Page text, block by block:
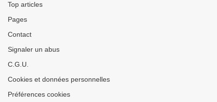
Top articles
Pages
Contact
Signaler un abus
C.G.U.
Cookies et données personnelles
Préférences cookies